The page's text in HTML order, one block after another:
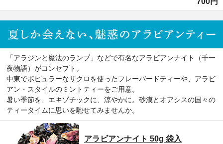
「アラジンと魔法のランプ」などで有名なアラビアンナイト（千一
夜物語）がコンセプト。
中東でポピュラーなザクロを使ったフレーバードティーや、アラビ
アン・スタイルのミントティーをご用意。
暑い季節を、エキゾチックに、涼やかに。砂漠とオアシスの国々の
ティータイムに思いを馳せてみませんか。
アラビアンナイト 50g 袋入